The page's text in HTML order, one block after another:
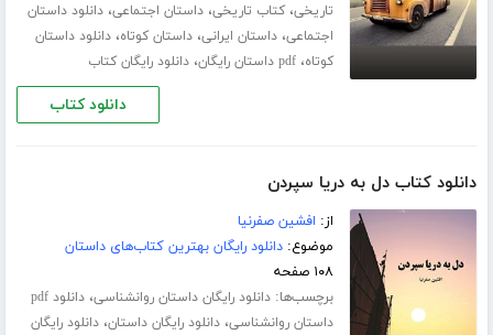
تاریخی،کتاب تاریخی،داستان اجتماعی،دانلود داستان
اجتماعی،داستان ایرانی،داستان کوتاه،دانلود داستان
کوتاه،pdf داستان رایگان ،دانلود رایگان کتاب
دانلود کتاب
دانلود کتاب دل به دریا سپردن
از: افشین صفرنیا
موضوع:دانلود رایگان بهترین کتاب‌های داستان
۱۰۸ صفحه
برچسب‌ها:دانلود رایگان داستان روانشناسی،
دانلود pdf
داستان روانشناسی،دانلود رایگان داستان،دانلود رایگان